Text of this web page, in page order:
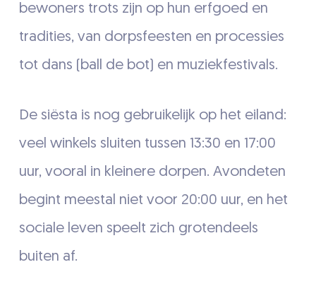
bewoners trots zijn op hun erfgoed en
tradities, van dorpsfeesten en processies
tot dans (ball de bot) en muziekfestivals.
De siësta is nog gebruikelijk op het eiland:
veel winkels sluiten tussen 13:30 en 17:00
uur, vooral in kleinere dorpen. Avondeten
begint meestal niet voor 20:00 uur, en het
sociale leven speelt zich grotendeels
buiten af.